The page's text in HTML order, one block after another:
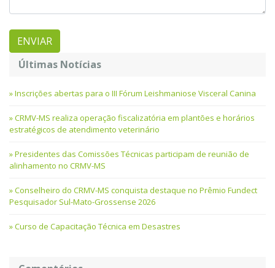
Últimas Notícias
Inscrições abertas para o III Fórum Leishmaniose Visceral Canina
CRMV-MS realiza operação fiscalizatória em plantões e horários
estratégicos de atendimento veterinário
Presidentes das Comissões Técnicas participam de reunião de
alinhamento no CRMV-MS
Conselheiro do CRMV-MS conquista destaque no Prêmio Fundect
Pesquisador Sul-Mato-Grossense 2026
Curso de Capacitação Técnica em Desastres